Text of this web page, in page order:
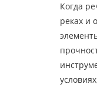
Когда
реках и